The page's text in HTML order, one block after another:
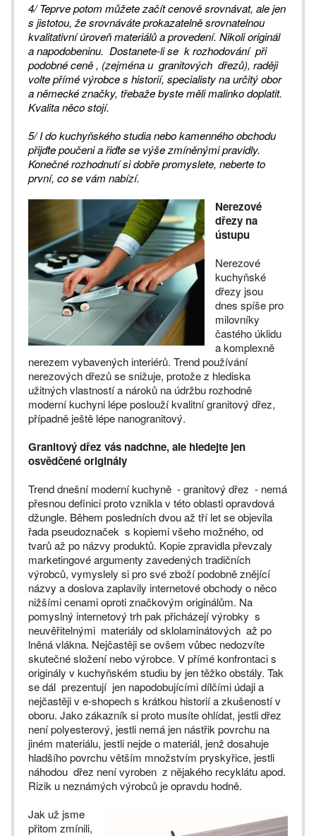
4/ Teprve potom můžete začít cenově srovnávat, ale jen
s jistotou, že srovnáváte prokazatelně srovnatelnou
kvalitativní úroveň materiálů a provedení. Nikoli originál
a napodobeninu. Dostanete-li se k rozhodování při
podobné ceně , (zejména u granitových dřezů), raději
volte přímé výrobce s historií, specialisty na určitý obor
a německé značky, třebaže byste měli malinko doplatit.
Kvalita něco stojí.
5/ I do kuchyňského studia nebo kamenného obchodu
přijďte poučeni a řiďte se výše zmíněnými pravidly.
Konečné rozhodnutí si dobře promyslete, neberte to
první, co se vám nabízí.
Nerezové
dřezy na
ústupu
Nerezové
kuchyňské
dřezy jsou
dnes spíše pro
milovníky
častého úklidu
a komplexně
nerezem vybavených interiérů. Trend používání
nerezových dřezů se snižuje, protože z hlediska
užitných vlastností a nároků na údržbu rozhodně
moderní kuchyni lépe poslouží kvalitní granitový dřez,
případně ještě lépe nanogranitový.
Granitový dřez vás nadchne, ale hledejte jen
osvědčené originály
Trend dnešní moderní kuchyně - granitový dřez - nemá
přesnou definici proto vznikla v této oblasti opravdová
džungle. Během posledních dvou až tří let se objevila
řada pseudoznaček s kopiemi všeho možného, od
tvarů až po názvy produktů. Kopie zpravidla převzaly
marketingové argumenty zavedených tradičních
výrobců, vymyslely si pro své zboží podobně znějící
názvy a doslova zaplavily internetové obchody o něco
nižšími cenami oproti značkovým originálům. Na
pomyslný internetový trh pak přicházejí výrobky s
neuvěřitelnými materiály od sklolaminátových až po
lněná vlákna. Nejčastěji se ovšem vůbec nedozvíte
skutečné složení nebo výrobce. V přímé konfrontaci s
originály v kuchyňském studiu by jen těžko obstály. Tak
se dál prezentují jen napodobujícími dílčími údaji a
nejčastěji v e-shopech s krátkou historií a zkušeností v
oboru. Jako zákazník si proto musíte ohlídat, jestli dřez
není polyesterový, jestli nemá jen nástřik povrchu na
jiném materiálu, jestli nejde o materiál, jenž dosahuje
hladšího povrchu větším množstvím pryskyřice, jestli
náhodou dřez není vyroben z nějakého recyklátu apod.
Rizik u neznámých výrobců je opravdu hodně.
Jak už jsme
přitom zmínili,